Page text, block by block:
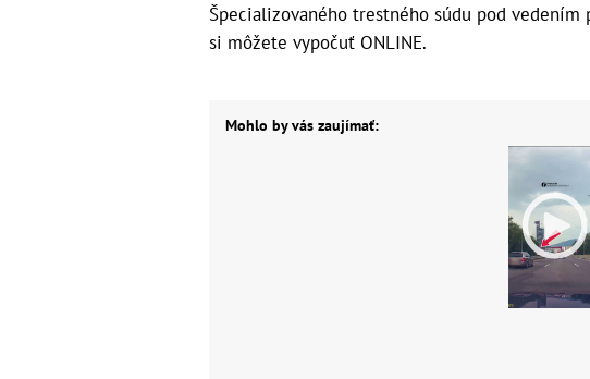
Špecializovaného trestného súdu pod vedením
si môžete vypočuť ONLINE.
Mohlo by vás zaujímať: